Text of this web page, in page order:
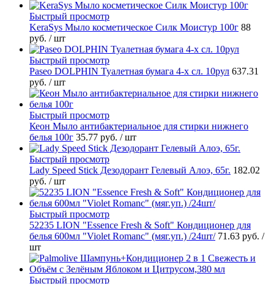
Быстрый просмотр
KeraSys Мыло косметическое Силк Моистур 100г 88
руб. / шт
Быстрый просмотр
Paseo DOLPHIN Туалетная бумага 4-х сл. 10рул 637.31
руб. / шт
Быстрый просмотр
Кеон Мыло антибактериальное для стирки нижнего
белья 100г 35.77 руб. / шт
Быстрый просмотр
Lady Speed Stick Дезодорант Гелевый Алоэ, 65г. 182.02
руб. / шт
Быстрый просмотр
52235 LION "Essence Fresh & Soft" Кондиционер для
белья 600мл "Violet Romanc" (мяг.уп.) /24шт/ 71.63 руб. /
шт
Быстрый просмотр